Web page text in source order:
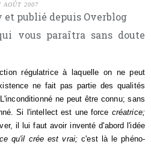
AOÛT 2007
et publié depuis Overblog
vous paraîtra sans doute
régulatrice à laquelle on ne peut
ne fait pas partie des qualités
L'inconditionné ne peut être connu; sans
Si l'intellect est une force créatrice;
il lui faut avoir inventé d'abord l'idée
qu'il crée est vrai; c'est là le phéno­